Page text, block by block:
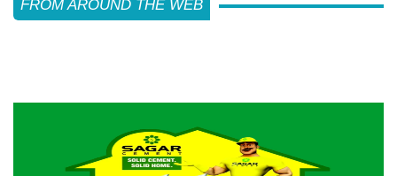
FROM AROUND THE WEB